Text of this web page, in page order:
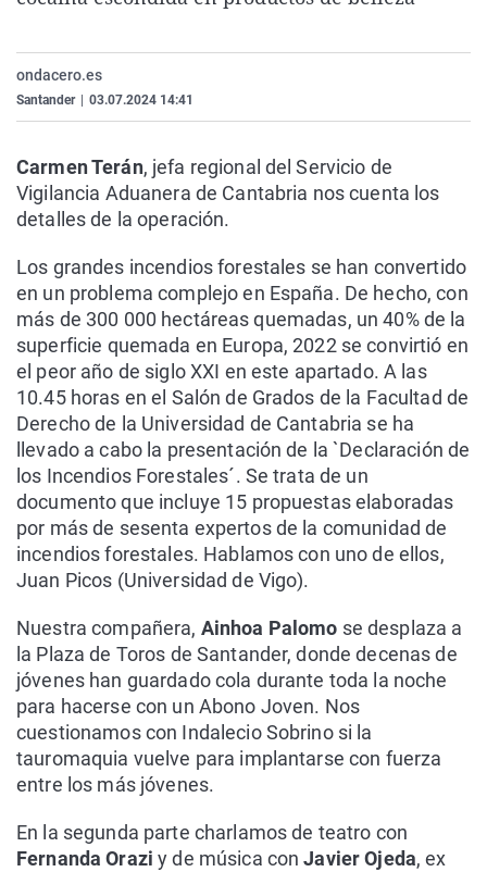
Gente viajera
Retornados
Galicia
País Vasco
Televisión
ondacero.es
Santander 03.07.2024 14:41
Carmen Terán, jefa regional del Servicio de
Vigilancia Aduanera de Cantabria nos cuenta los
detalles de la operación.
Los grandes incendios forestales se han convertido
en un problema complejo en España. De hecho, con
más de 300 000 hectáreas quemadas, un 40% de la
superficie quemada en Europa, 2022 se convirtió en
el peor año de siglo XXI en este apartado. A las
10.45 horas en el Salón de Grados de la Facultad de
Derecho de la Universidad de Cantabria se ha
llevado a cabo la presentación de la `Declaración de
los Incendios Forestales´. Se trata de un
documento que incluye 15 propuestas elaboradas
por más de sesenta expertos de la comunidad de
incendios forestales. Hablamos con uno de ellos,
Juan Picos (Universidad de Vigo).
Nuestra compañera, Ainhoa Palomo se desplaza a
la Plaza de Toros de Santander, donde decenas de
jóvenes han guardado cola durante toda la noche
para hacerse con un Abono Joven. Nos
cuestionamos con Indalecio Sobrino si la
tauromaquia vuelve para implantarse con fuerza
entre los más jóvenes.
En la segunda parte charlamos de teatro con
Fernanda Orazi y de música conJavier Ojeda, ex